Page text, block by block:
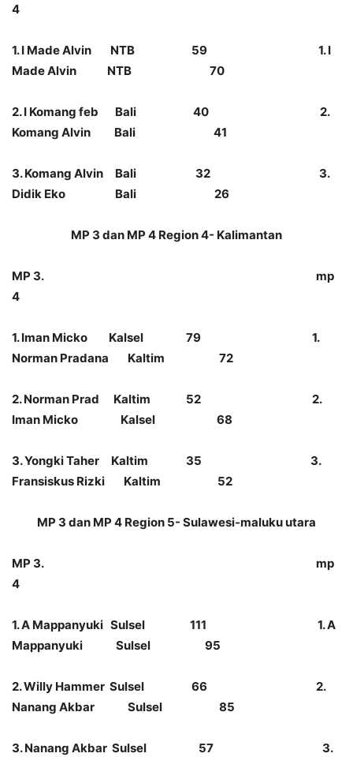
4
1. I Made Alvin NTB 59 1. I
Made Alvin NTB 70
2. I Komang feb Bali 40 2.
Komang Alvin Bali 41
3. Komang Alvin Bali 32 3.
Didik Eko Bali 26
MP 3 dan MP 4 Region 4- Kalimantan
MP 3. mp
4
1. Iman Micko Kalsel 79 1.
Norman Pradana Kaltim 72
2. Norman Prad Kaltim 52 2.
Iman Micko Kalsel 68
3. Yongki Taher Kaltim 35 3.
Fransiskus Rizki Kaltim 52
MP 3 dan MP 4 Region 5- Sulawesi-maluku utara
MP 3. mp
4
1. A Mappanyuki Sulsel 111 1. A
Mappanyuki Sulsel 95
2. Willy Hammer Sulsel 66 2.
Nanang Akbar Sulsel 85
3. Nanang Akbar Sulsel 57 3.